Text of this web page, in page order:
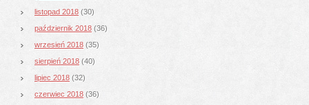
listopad 2018 (30)
październik 2018 (36)
wrzesień 2018 (35)
sierpień 2018 (40)
lipiec 2018 (32)
czerwiec 2018 (36)